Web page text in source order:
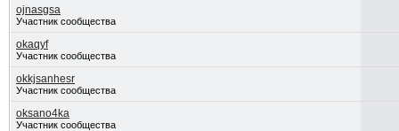
ojnasgsa
Участник сообщества
okaqyf
Участник сообщества
okkjsanhesr
Участник сообщества
oksano4ka
Участник сообщества